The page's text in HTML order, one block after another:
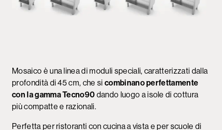
Mosaico è una linea di moduli speciali, caratterizzati dalla
profondità di 45 cm, che si combinano perfettamente
con la gamma Tecno90 dando luogo a isole di cottura
più compatte e razionali.
Perfetta per ristoranti con cucina a vista e per scuole di